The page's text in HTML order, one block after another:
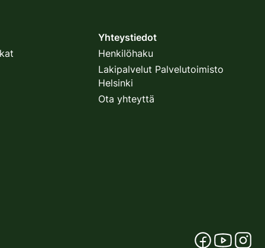
Yhteystiedot
Henkilöhaku
Lakipalvelut Palvelutoimisto
Helsinki
Ota yhteyttä